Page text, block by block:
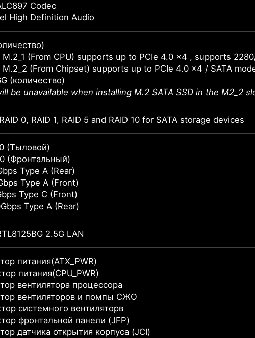
Codec
High Definition Audio
M.2_1 (From CPU) supports up to PCIe 4.0 x4 , supports
M.2_2 (From Chipset) supports up to PCIe 4.0 x4 / SATA
(количество)
be unavailable when installing M.2 SATA SSD in the M2_2
0, RAID 1, RAID 5 and RAID 10 for SATA storage devices
(Тыловой)
(Фронтальный)
Type A (Rear)
Type A (Front)
Type C (Front)
Type A (Rear)
2.5G LAN
питания(ATX_PWR)
питания(CPU_PWR)
вентилятора процессора
вентиляторов и помпы СЖО
системного вентиляторв
фронтальной панели (JFP)
датчика открытия корпуса (JCI)